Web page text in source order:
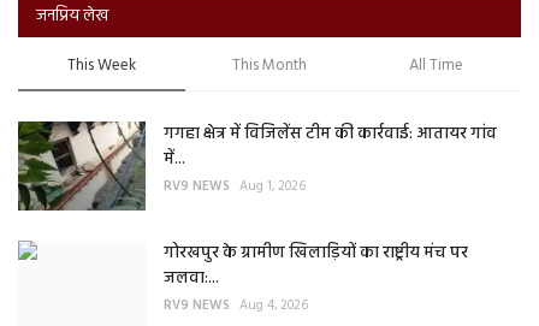
जनप्रिय लेख
This Week This Month All Time
गगहा क्षेत्र में विजिलेंस टीम की कार्रवाई: आतायर गांव
में...
RV9 NEWS Aug 1, 2026
गोरखपुर के ग्रामीण खिलाड़ियों का राष्ट्रीय मंच पर
जलवा:...
RV9 NEWS Aug 4, 2026